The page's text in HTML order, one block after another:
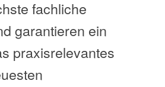
fachliche
garantieren ein
praxisrelevantes